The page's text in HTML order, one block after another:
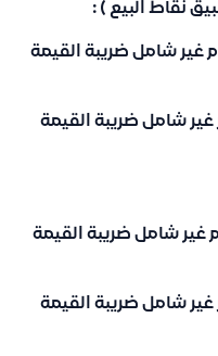
نقاط البيع ) :
مستخدم غير شامل ضريبة القيمة
غير شامل ضريبة القيمة
غير شامل ضريبة القيمة
غير شامل ضريبة القيمة